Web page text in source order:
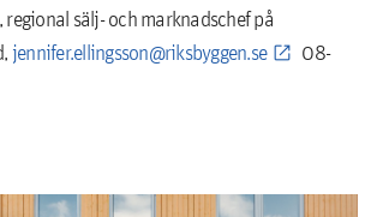
regional sälj- och marknadschef på
jennifer.ellingsson@riksbyggen.se
08-